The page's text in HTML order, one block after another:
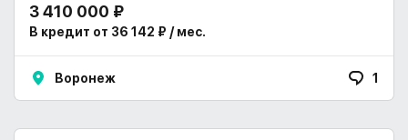
3 410 000 ₽
В кредит от 36 142 ₽ / мес.
Воронеж 1